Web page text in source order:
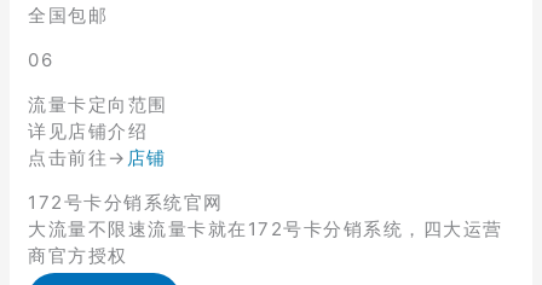
全国包邮
06
流量卡定向范围
详见店铺介绍
点击前往→ 店铺
172号卡分销系统官网
大流量不限速流量卡就在172号卡分销系统，四大运营
商官方授权